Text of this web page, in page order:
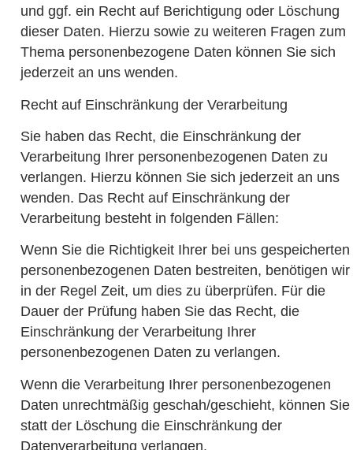
und ggf. ein Recht auf Berichtigung oder Löschung
dieser Daten. Hierzu sowie zu weiteren Fragen zum
Thema personenbezogene Daten können Sie sich
jederzeit an uns wenden.
Recht auf Einschränkung der Verarbeitung
Sie haben das Recht, die Einschränkung der
Verarbeitung Ihrer personenbezogenen Daten zu
verlangen. Hierzu können Sie sich jederzeit an uns
wenden. Das Recht auf Einschränkung der
Verarbeitung besteht in folgenden Fällen:
Wenn Sie die Richtigkeit Ihrer bei uns gespeicherten
personenbezogenen Daten bestreiten, benötigen wir
in der Regel Zeit, um dies zu überprüfen. Für die
Dauer der Prüfung haben Sie das Recht, die
Einschränkung der Verarbeitung Ihrer
personenbezogenen Daten zu verlangen.
Wenn die Verarbeitung Ihrer personenbezogenen
Daten unrechtmäßig geschah/geschieht, können Sie
statt der Löschung die Einschränkung der
Datenverarbeitung verlangen.